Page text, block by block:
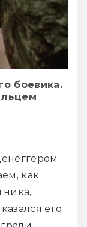
боевика.
как
его